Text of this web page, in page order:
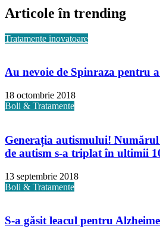
Articole în trending
Tratamente inovatoare
Au nevoie de Spinraza pentru
18 octombrie 2018
Boli & Tratamente
Generația autismului!
de autism s-a triplat în ultimii
13 septembrie 2018
Boli & Tratamente
S-a găsit leacul pentru